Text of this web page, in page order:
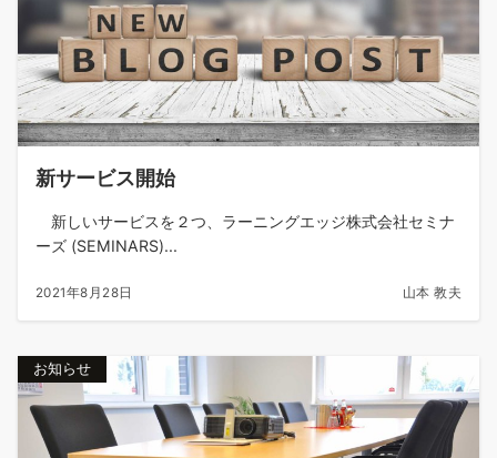
新サービス開始
新しいサービスを２つ、ラーニングエッジ株式会社セミナ
ーズ (SEMINARS)...
2021年8月28日 山本 教夫
お知らせ